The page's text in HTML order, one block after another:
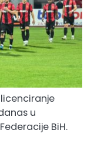
u
BiH.